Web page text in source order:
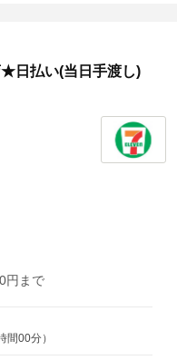
日払い(当日手渡し)
円まで
00分）